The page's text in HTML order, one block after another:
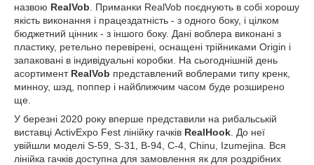
назвою RealVob . Приманки RealVob поєднують в собі хорошу
якість виконання і працездатність - з одного боку, і цілком
бюджетний цінник - з іншого боку. Дані воблера виконані з
пластику, ретельно перевірені, оснащені трійниками Origin і
запаковані в індивідуальні коробки. На сьогоднішній день
асортимент RealVob представлений воблерами типу кренк,
минноу, шэд, поппер і найближчим часом буде розширено
ще.
У березні 2020 року вперше представили на рибальській
виставці ActivExpo Fest лінійку гачків RealHook . До неї
увійшли моделі S-59, S-31, B-94, C-4, Chinu, Izumejina. Вся
лінійка гачків доступна для замовлення як для роздрібних